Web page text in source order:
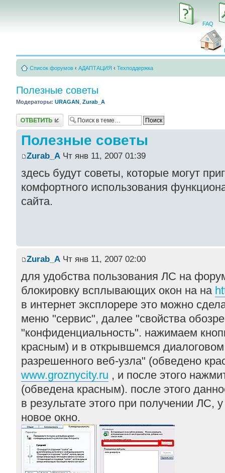
FAQ
Список форумов ‹ АДАПТАЦИЯ ‹ Техподдержка
Полезные советы
Модераторы: URAGAN Zurab_A
Ответить
Полезные советы
Zurab_A Чт янв 11, 2007 01:39
здесь будут советы, которые могут
комфортного использования
сайта.
Zurab_A Чт янв 11, 2007 02:00
для удобства пользования ЛС на
блокировку всплывающих окон на на
в интернет эксплорере это можно
меню "сервис", далее "свойства
"конфиденциальность". нажимаем
красным) и в открывшемся
разрешенного веб-узла" (обведено
www.groznycity.ru , и после этого
(обведена красным). после этого
в результате этого при получении ЛС,
новое окно.